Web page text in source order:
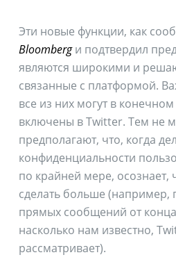
Эти новые функции, как
Bloombergи подтвердил
являются широкими и
связанные с платформой.
все из них могут в
включены в Twitter. Тем не
предполагают, что, когда
конфиденциальности
по крайней мере, осознает,
сделать больше
прямых сообщений от
насколько нам известно,
рассматривает).